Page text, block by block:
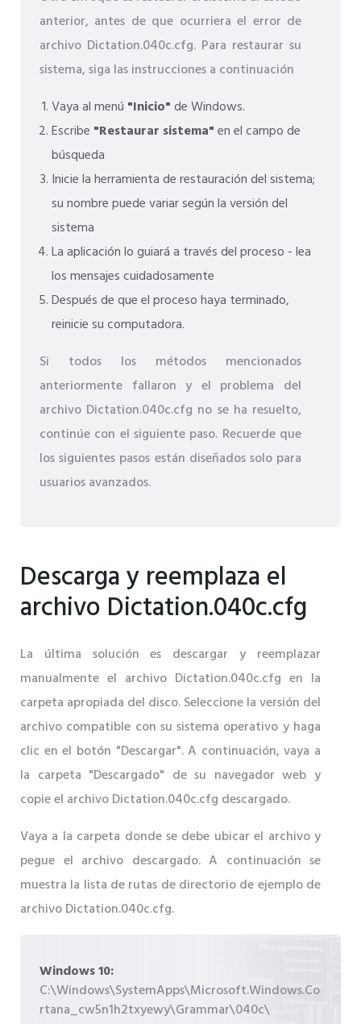
anterior, antes de que ocurriera el error de
archivo Dictation.040c.cfg. Para restaurar su
sistema, siga las instrucciones a continuación
Vaya al menú "Inicio"de Windows.
Escribe "Restaurar sistema"en el campo de
búsqueda
Inicie la herramienta de restauración del sistema;
su nombre puede variar según la versión del
sistema
La aplicación lo guiará a través del proceso - lea
los mensajes cuidadosamente
Después de que el proceso haya terminado,
reinicie su computadora.
Si todos los métodos mencionados
anteriormente fallaron y el problema del
archivo Dictation.040c.cfg no se ha resuelto,
continúe con el siguiente paso. Recuerde que
los siguientes pasos están diseñados solo para
usuarios avanzados.
Descarga y reemplaza el
archivo Dictation.040c.cfg
La última solución es descargar y reemplazar
manualmente el archivo Dictation.040c.cfg en la
carpeta apropiada del disco. Seleccione la versión del
archivo compatible con su sistema operativo y haga
clic en el botón "Descargar". A continuación, vaya a
la carpeta "Descargado" de su navegador web y
copie el archivo Dictation.040c.cfg descargado.
Vaya a la carpeta donde se debe ubicar el archivo y
pegue el archivo descargado. A continuación se
muestra la lista de rutas de directorio de ejemplo de
archivo Dictation.040c.cfg.
Windows 10:
C:\Windows\SystemApps\Microsoft.Windows.Co
rtana_cw5n1h2txyewy\Grammar\040c\